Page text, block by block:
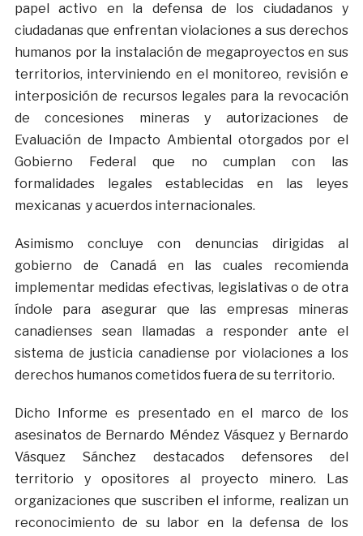
papel activo en la defensa de los ciudadanos y
ciudadanas que enfrentan violaciones a sus derechos
humanos por la instalación de megaproyectos en sus
territorios, interviniendo en el monitoreo, revisión e
interposición de recursos legales para la revocación
de concesiones mineras y autorizaciones de
Evaluación de Impacto Ambiental otorgados por el
Gobierno Federal que no cumplan con las
formalidades legales establecidas en las leyes
mexicanas y acuerdos internacionales.
Asimismo concluye con denuncias dirigidas al
gobierno de Canadá en las cuales recomienda
implementar medidas efectivas, legislativas o de otra
índole para asegurar que las empresas mineras
canadienses sean llamadas a responder ante el
sistema de justicia canadiense por violaciones a los
derechos humanos cometidos fuera de su territorio.
Dicho Informe es presentado en el marco de los
asesinatos de Bernardo Méndez Vásquez y Bernardo
Vásquez Sánchez destacados defensores del
territorio y opositores al proyecto minero. Las
organizaciones que suscriben el informe, realizan un
reconocimiento de su labor en la defensa de los